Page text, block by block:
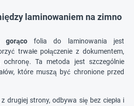
laminowaniem na zimno
gorącofolia do laminowania jest
trwałe połączenie z dokumentem,
ochronę. Ta metoda jest szczególnie
które muszą być chronione przed
z drugiej strony, odbywa się bez ciepła i